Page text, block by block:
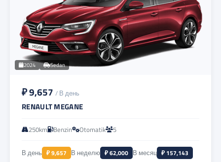
2024 Sedan
₽ 9,657 / В день
RENAULT MEGANE
250km Benzin Otomatik 5
В день ₽ 9,657 В неделю ₽ 62,000 В месяц ₽ 157,143